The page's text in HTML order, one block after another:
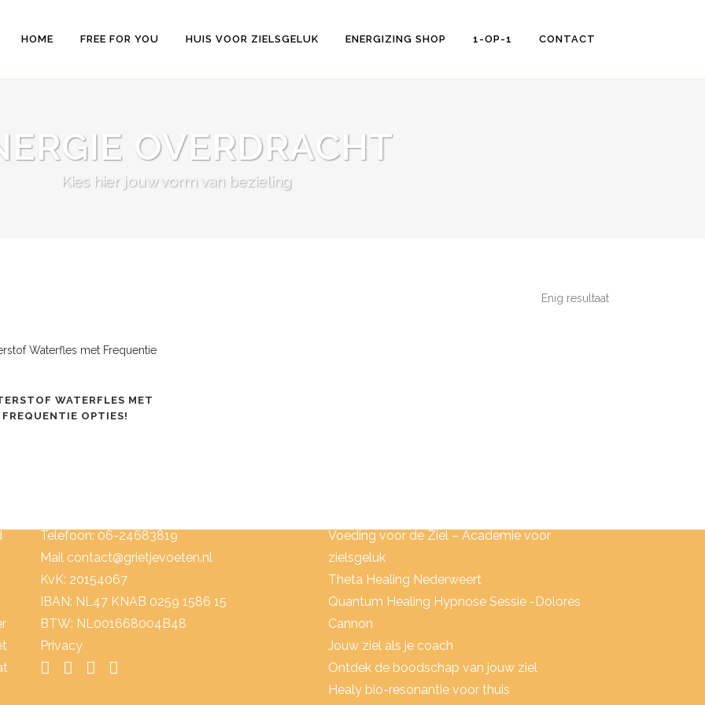
HOME FREE FOR YOU HUIS VOOR ZIELSGELUK ENERGIZING SHOP 1-OP-1 CONTACT
OVERDRACHT
Kies hier jouw vorm van bezieling
Enig resultaat
WATERFLES MET
FREQUENTIE OPTIES!
Telefoon: 06-24683819
Mail contact@grietjevoeten.nl
KvK: 20154067
IBAN: NL47 KNAB 0259 1586 15
BTW: NL001668004B48
Privacy
Voeding voor de Ziel – Academie voor
zielsgeluk
Theta Healing Nederweert
Quantum Healing Hypnose Sessie -Dolores
Cannon
Jouw ziel als je coach
Ontdek de boodschap van jouw ziel
Healy bio-resonantie voor thuis